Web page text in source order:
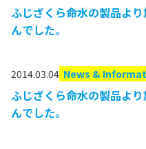
ふじざくら命水の製品よ
んでした。
2014.03.04 News &
ふじざくら命水の製品よ
んでした。